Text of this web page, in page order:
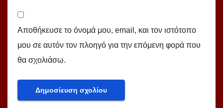
Αποθήκευσε το όνομά μου, email, και τον ιστότοπο
μου σε αυτόν τον πλοηγό για την επόμενη φορά που
θα σχολιάσω.